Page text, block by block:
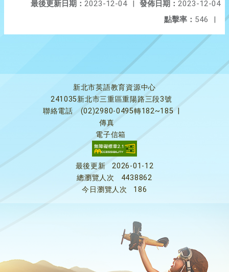
發佈日期： 2023-12-04
最後更新日期： 2023-12-04
|
點擊率： 546 |
新北市英語教育資源中心
241035新北市三重區重陽路三段3號
聯絡電話
(02)2980-0495轉182~185
傳真
電子信箱
最後更新
2026-01-12
總瀏覽人次
4438862
今日瀏覽人次
186